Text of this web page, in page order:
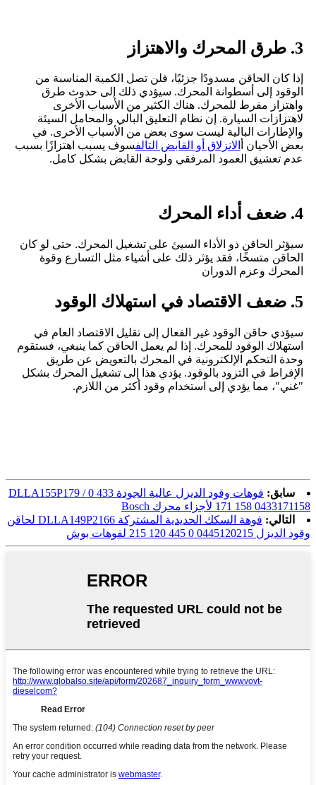
3. طرق المحرك والاهتزاز
إذا كان الحاقن مسدودًا جزئيًا، فلن تصل الكمية المناسبة من
الوقود إلى أسطوانة المحرك. سيؤدي ذلك إلى حدوث طرق
واهتزاز مفرط للمحرك. هناك الكثير من الأسباب الأخرى
لاهتزازات السيارة. إن نظام التعليق البالي والمحامل السيئة
والإطارات البالية ليست سوى بعض من الأسباب الأخرى. في
بعض الأحيان أ
الانزلاق أو القابض التالفسوف يسبب اهتزازًا بسبب
عدم تعشيق العمود المرفقي ولوحة القابض بشكل كامل.
4. ضعف أداء المحرك
سيؤثر الحاقن ذو الأداء السيئ على تشغيل المحرك. حتى لو كان
الحاقن متسخًا، فقد يؤثر ذلك على أشياء مثل التسارع وقوة
المحرك وعزم الدوران
5. ضعف الاقتصاد في استهلاك الوقود
سيؤدي حاقن الوقود غير الفعال إلى تقليل الاقتصاد العام في
استهلاك الوقود للمحرك. إذا لم يعمل الحاقن كما ينبغي، فستقوم
وحدة التحكم الإلكترونية في المحرك بالتعويض عن طريق
الإفراط في التزود بالوقود. يؤدي هذا إلى تشغيل المحرك بشكل
"غني"، مما يؤدي إلى استخدام وقود أكثر من اللازم.
سابق:
فوهات وقود الديزل عالية الجودة DLLA155P179 / 0 433
171 158 0433171158 لأجزاء محرك Bosch
التالي:
فوهة السكك الحديدية المشتركة DLLA149P2166 لحاقن
وقود الديزل 0445120215 0 445 120 215 لفوهات بوش